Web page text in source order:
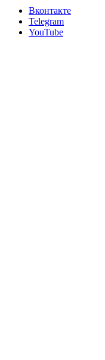
Вконтакте
Telegram
YouTube